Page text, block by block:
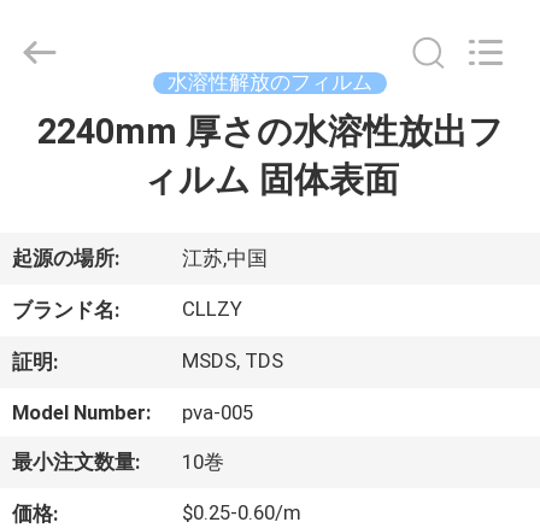
製
品
わ
た
し
Macromolecule
Materials
水溶性解放のフィルム
2240mm 厚さの水溶性放出フ
ィルム 固体表面
起源の場所: 江苏,中国
ブランド名: CLLZY
証明: MSDS, TDS
Model Number: pva-005
最小注文数量: 10巻
価格: $0.25-0.60/m